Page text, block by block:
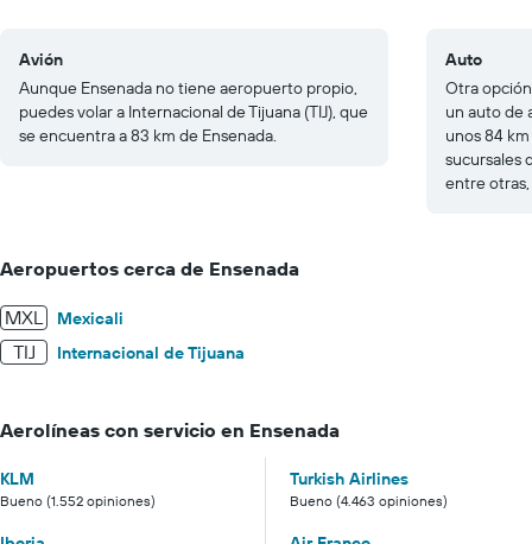
Avión
Aunque Ensenada no tiene aeropuerto propio,
puedes volar a Internacional de Tijuana (TIJ), que
se encuentra a 83 km de Ensenada.
Auto
Otra
un auto de
unos 84
sucursales
entre otras,
Aeropuertos cerca de Ensenada
MXL Mexicali
TIJ Internacional de Tijuana
Aerolíneas con servicio en Ensenada
KLM
Bueno (1.552 opiniones)
Turkish Airlines
Bueno (4.463 opiniones)